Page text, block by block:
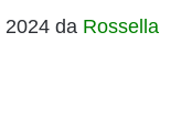
2024 da Rossella